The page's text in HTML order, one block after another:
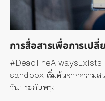
การสื่อสารเพื่อการเป
#DeadlineAlwaysExists
sandbox เริ่มต้นจากความส
วันประกันพรุ่ง